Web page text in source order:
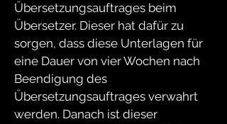
Übersetzungsauftrages beim
Übersetzer. Dieser hat dafür zu
sorgen, dass diese Unterlagen für
eine Dauer von vier Wochen nach
Beendigung des
Übersetzungsauftrages verwahrt
werden. Danach ist dieser